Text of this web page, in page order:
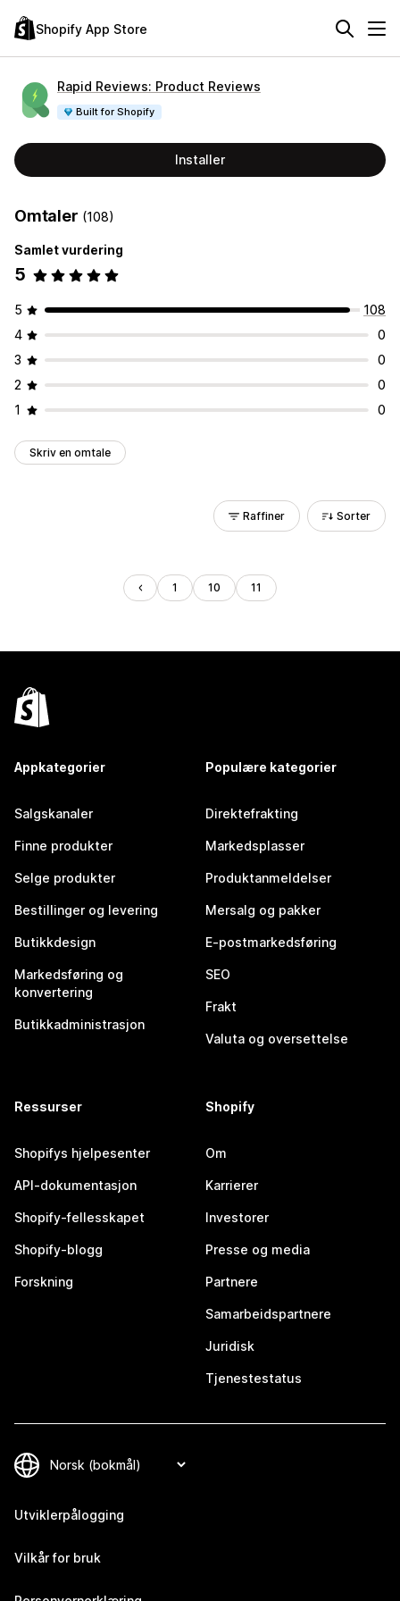
Shopify App Store
Rapid Reviews: Product Reviews
Built for Shopify
Installer
Omtaler (108)
Samlet vurdering
5
5
108
4
0
3
0
2
0
1
0
Skriv en omtale
Raffiner Sorter
1 10 11
Appkategorier
Salgskanaler
Finne produkter
Selge produkter
Bestillinger og levering
Butikkdesign
Markedsføring og
konvertering
Butikkadministrasjon
Populære kategorier
Direktefrakting
Markedsplasser
Produktanmeldelser
Mersalg og pakker
E-postmarkedsføring
SEO
Frakt
Valuta og oversettelse
Ressurser
Shopifys hjelpesenter
API-dokumentasjon
Shopify-fellesskapet
Shopify-blogg
Forskning
Shopify
Om
Karrierer
Investorer
Presse og media
Partnere
Samarbeidspartnere
Juridisk
Tjenestestatus
Utviklerpålogging
Vilkår for bruk